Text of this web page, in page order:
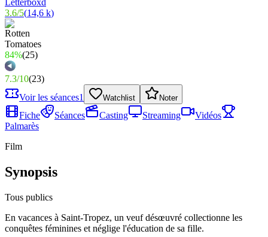
3.6/5(14,6 k)
84%(25)
7.3/10(23)
Voir les séances1 Watchlist Noter
Fiche Séances Casting Streaming
Vidéos
Palmarès
Film
Synopsis
Tous publics
En vacances à Saint-Tropez, un veuf désœuvré collectionne les
conquêtes féminines et néglige l'éducation de sa fille.